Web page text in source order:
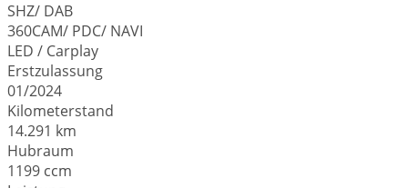
SHZ/ DAB
360CAM/ PDC/ NAVI
LED / Carplay
Erstzulassung
01/2024
Kilometerstand
14.291 km
Hubraum
1199 ccm